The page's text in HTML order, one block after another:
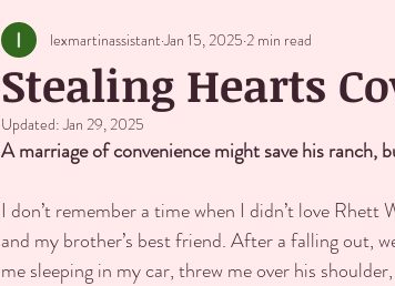
Stealing Hearts
lexmartinassistant Jan 15, 2025 2 min read
Updated:Jan 29, 2025
A marriage of convenience might save his ranch,
I don’t remember a time when I didn’t love Rhett
and my brother’s best friend. After a falling out,
me sleeping in my car, threw me over his